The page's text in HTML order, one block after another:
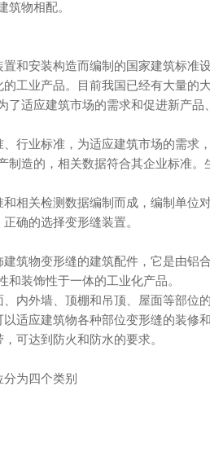
筑物相配。
和安装构造而编制的国家建筑标准设
工业产品。目前我国已经有大量的
了适应建筑市场的需求和促进新产
行业标准，为适应建筑市场的需求
制造的，相关数据符合其企业标准
相关检测数据编制而成，编制单位
确的选择变形缝装置。
筑物变形缝的建筑配件，它是由铝
装饰性于一体的工业化产品。
内外墙、顶棚和吊顶、屋面等部位的
适应建筑物各种部位变形缝的装修
可达到防火和防水的要求。
为四个类别